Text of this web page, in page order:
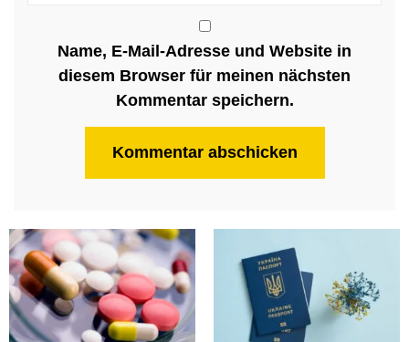
Name, E-Mail-Adresse und Website in
diesem Browser für meinen nächsten
Kommentar speichern.